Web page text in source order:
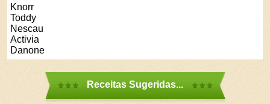
Knorr
Toddy
Nescau
Activia
Danone
Receitas Sugeridas...